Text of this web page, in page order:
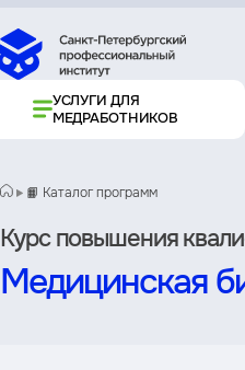
УСЛУГИ ДЛЯ
МЕДРАБОТНИКОВ
📙 Каталог программ
Курс повышения
Медицинская